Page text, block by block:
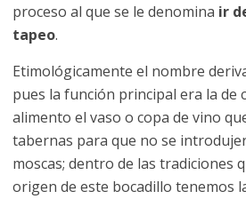
proceso al que se le denomina ir
tapeo.
Etimológicamente el nombre
pues la función principal era la de
alimento el vaso o copa de vino
tabernas para que no se
moscas; dentro de las tradiciones
origen de este bocadillo tenemos